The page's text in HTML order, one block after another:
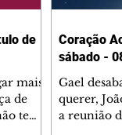
de
mais
de
tem
Coração
sábado -
Gael
querer,
a reunião